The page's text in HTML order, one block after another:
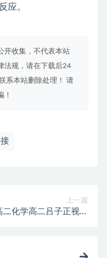
应。
开收集，不代表本站
法规，请在下载后24
系本站删除处理！ 请
！
上一篇
化学高二吕子正视频